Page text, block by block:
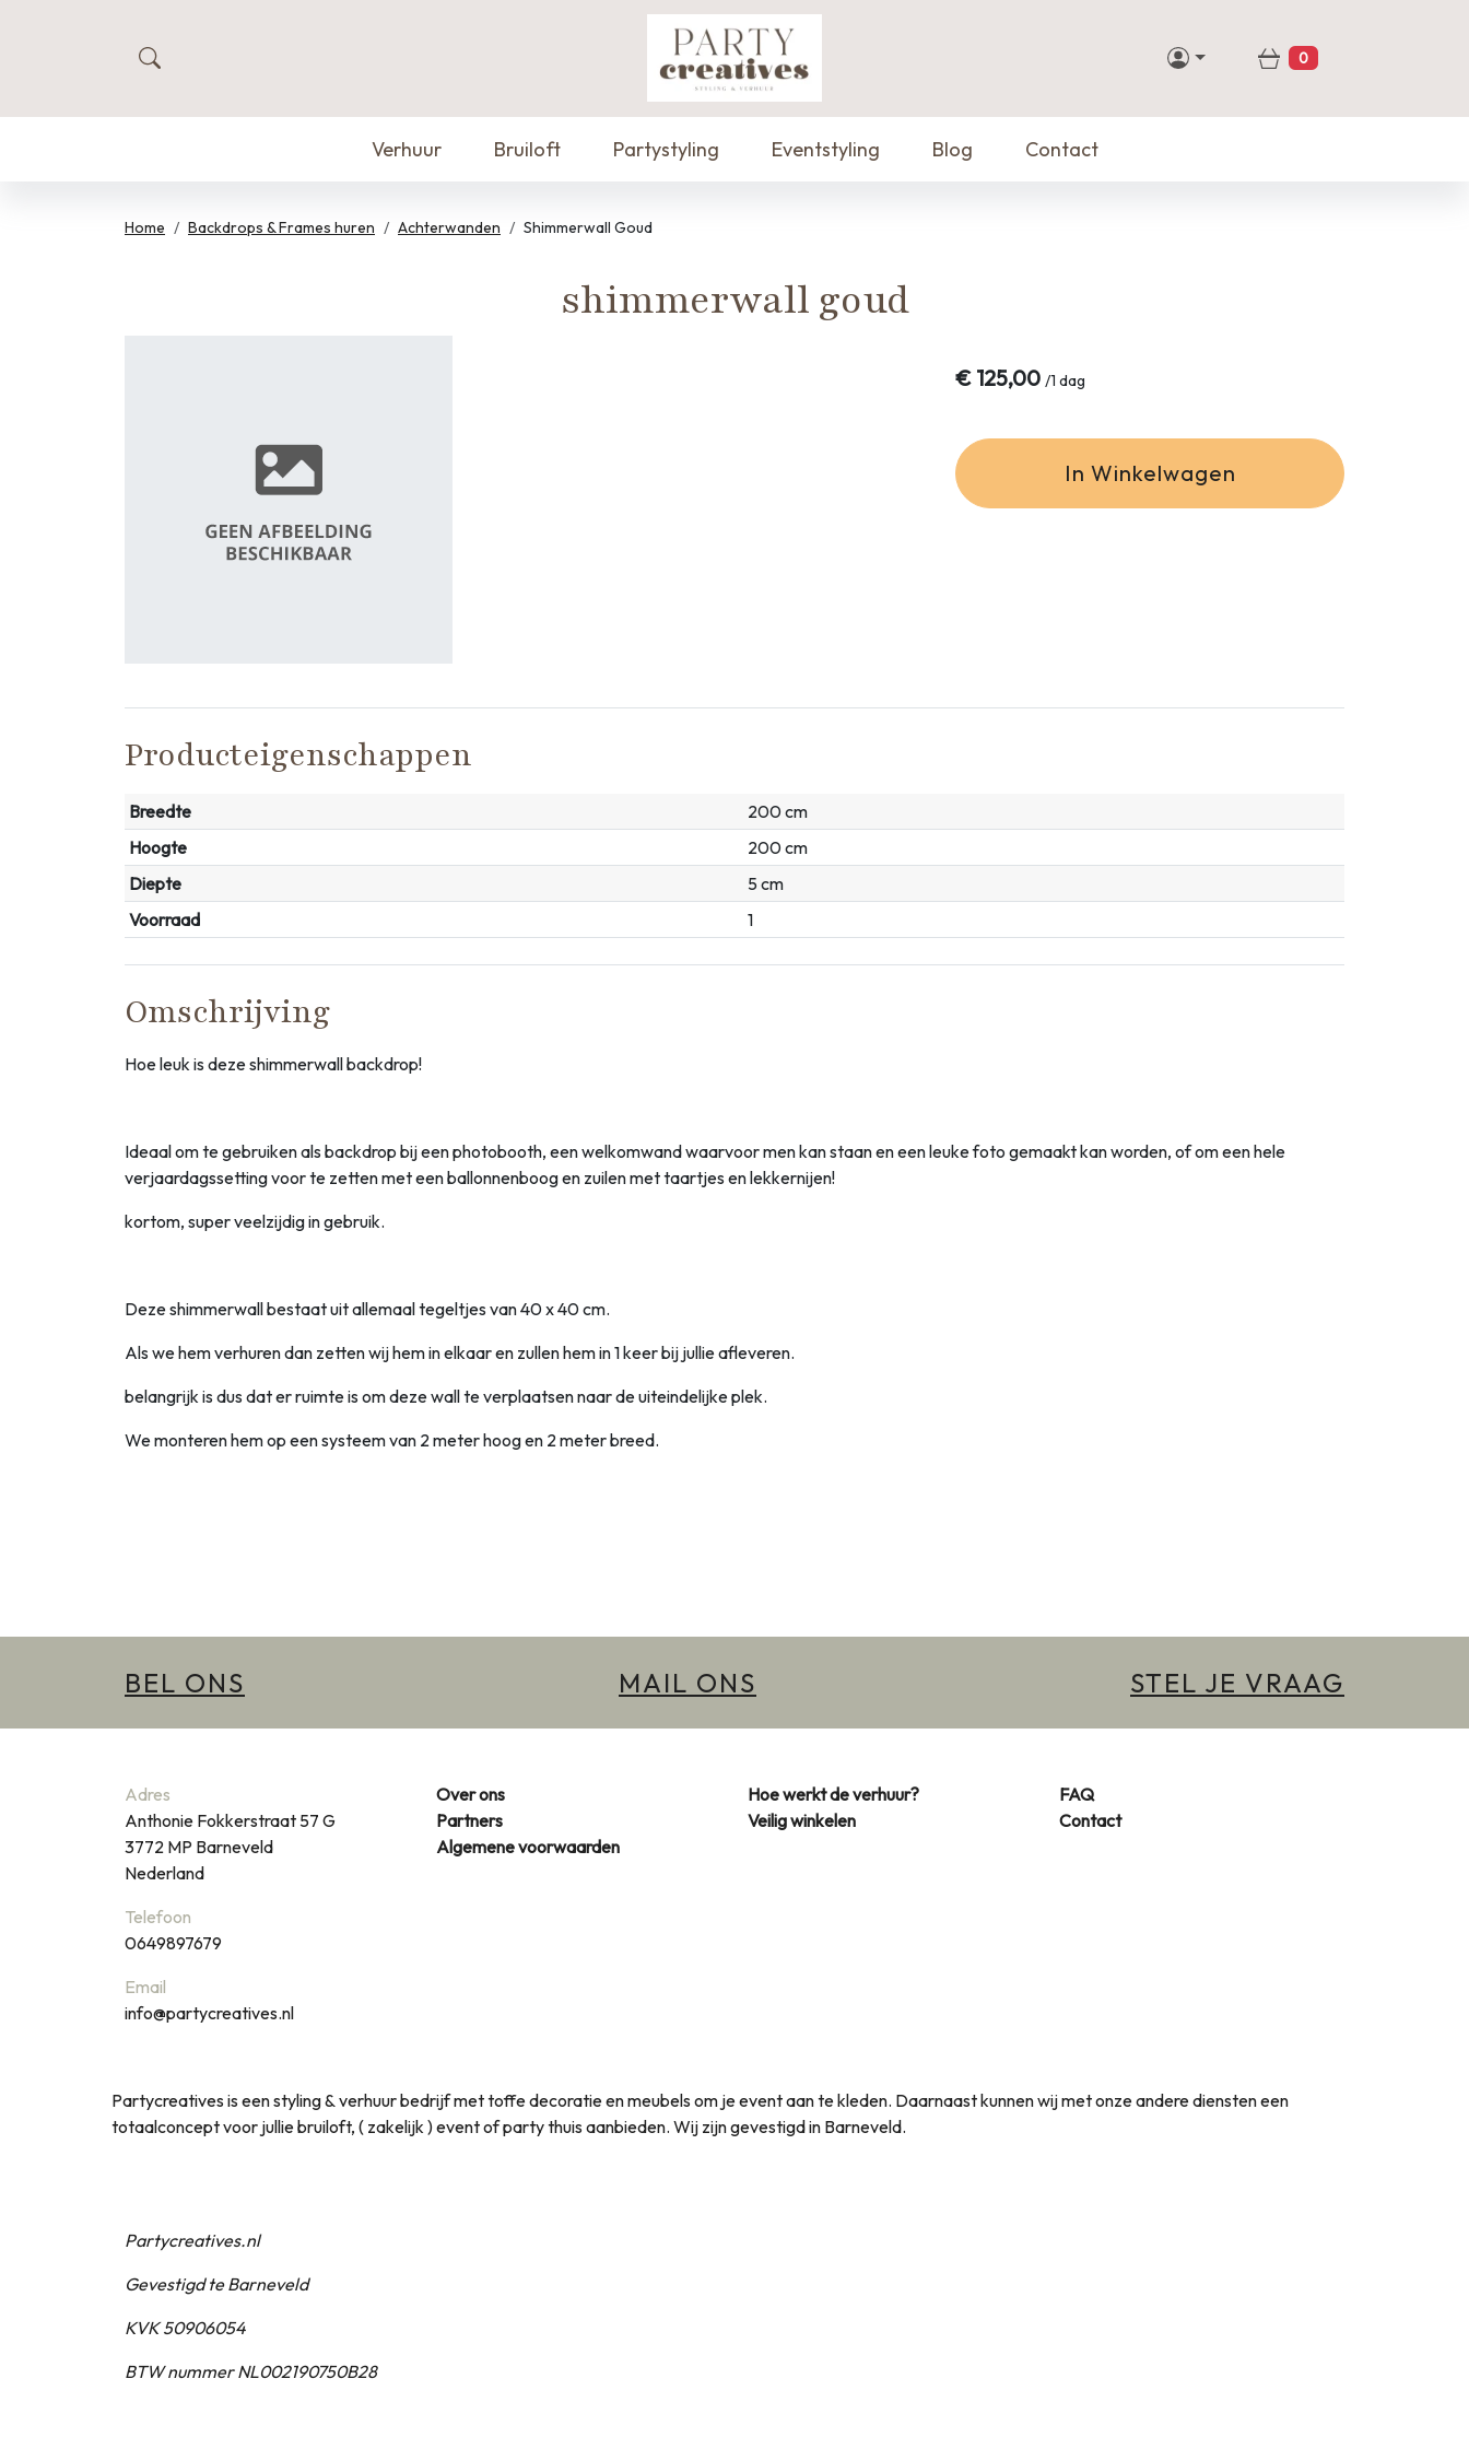
zoeken Winkelwagen
0
Verhuur Bruiloft Partystyling Eventstyling Blog Contact
Home Backdrops & Frames huren Achterwanden Shimmerwall Goud
shimmerwall goud
€ 125,00 /1 dag
In Winkelwagen
Producteigenschappen
Breedte
200 cm
Hoogte
200 cm
Diepte
5 cm
Voorraad
1
Omschrijving
Hoe leuk is deze shimmerwall backdrop!
Ideaal om te gebruiken als backdrop bij een photobooth, een welkomwand waarvoor men kan staan en een leuke foto gemaakt kan worden, of om een hele
verjaardagssetting voor te zetten met een ballonnenboog en zuilen met taartjes en lekkernijen!
kortom, super veelzijdig in gebruik.
Deze shimmerwall bestaat uit allemaal tegeltjes van 40 x 40 cm.
Als we hem verhuren dan zetten wij hem in elkaar en zullen hem in 1 keer bij jullie afleveren.
belangrijk is dus dat er ruimte is om deze wall te verplaatsen naar de uiteindelijke plek.
We monteren hem op een systeem van 2 meter hoog en 2 meter breed.
BEL ONS MAIL ONS STEL JE VRAAG
Adres
Anthonie Fokkerstraat 57 G
3772 MP Barneveld
Nederland
Telefoon
0649897679
Email
info@partycreatives.nl
Over ons
Partners
Algemene voorwaarden
Hoe werkt de verhuur?
Veilig winkelen
FAQ
Contact
Partycreatives is een styling & verhuur bedrijf met toffe decoratie en meubels om je event aan te kleden. Daarnaast kunnen wij met onze andere diensten een
totaalconcept voor jullie bruiloft, ( zakelijk ) event of party thuis aanbieden. Wij zijn gevestigd in Barneveld.
Partycreatives.nl
Gevestigd te Barneveld
KVK 50906054
BTW nummer NL002190750B28